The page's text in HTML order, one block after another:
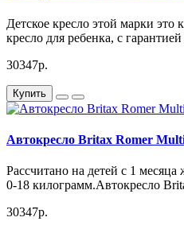
Детское кресло этой марки это
кресло для ребенка, с
30347р.
Купить
Автокресло Britax Romer
Рассчитано на детей с 1
0-18 килограмм.Автокресло
30347р.